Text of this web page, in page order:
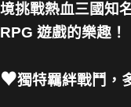
境挑戰熱血三國知
RPG 遊戲的樂趣！
♥獨特羈絆戰鬥，